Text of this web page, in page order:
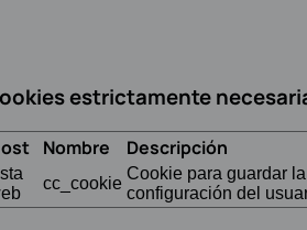
estrictamente
Nombre Descripción
cc_cookie
Cookie para guardar la
configuración del